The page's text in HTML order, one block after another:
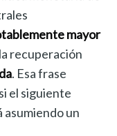
mayor
recuperación
. Esa frase
el siguiente
un